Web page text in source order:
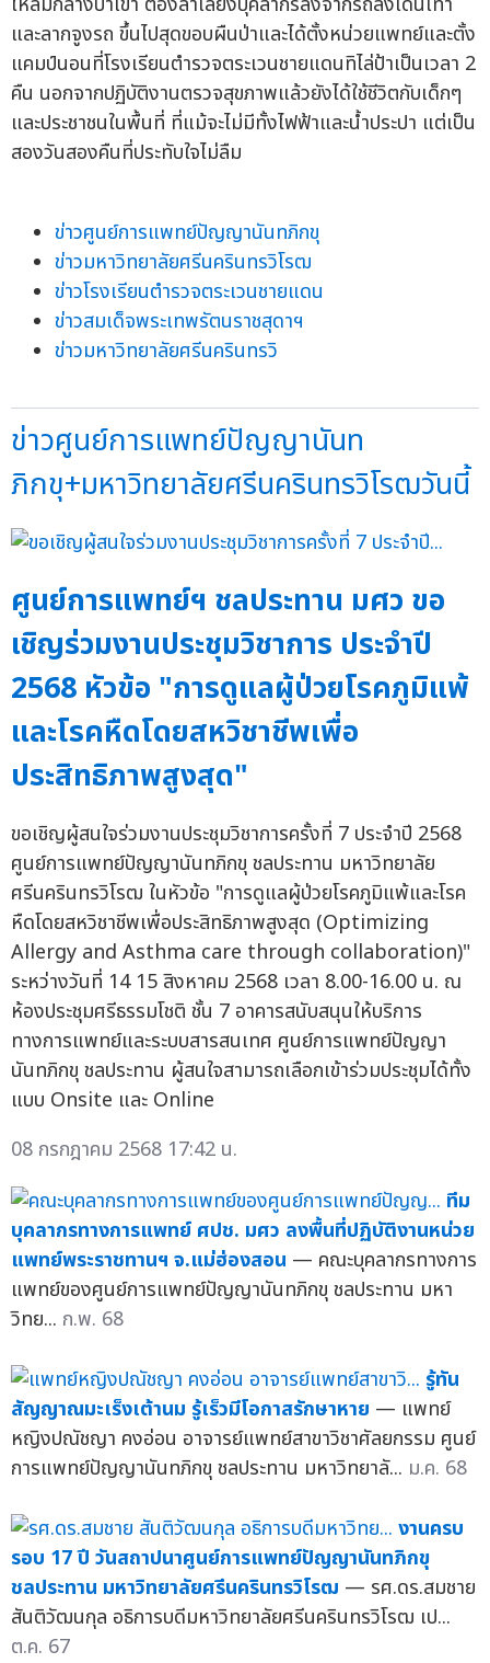
และลากจูงรถ ขึ้นไปสุดขอบผืนป่าและได้ตั้งหน่วยแพทย์และตั้ง
แคมป์นอนที่โรงเรียนตำรวจตระเวนชายแดนทิไล่ป้าเป็นเวลา 2
คืน นอกจากปฏิบัติงานตรวจสุขภาพแล้วยังได้ใช้ชีวิตกับเด็กๆ
และประชาชนในพื้นที่ ที่แม้จะไม่มีทั้งไฟฟ้าและน้ำประปา แต่เป็น
สองวันสองคืนที่ประทับใจไม่ลืม
ข่าวศูนย์การแพทย์ปัญญานันทภิกขุ
ข่าวมหาวิทยาลัยศรีนครินทรวิโรฒ
ข่าวโรงเรียนตำรวจตระเวนชายแดน
ข่าวสมเด็จพระเทพรัตนราชสุดาฯ
ข่าวมหาวิทยาลัยศรีนครินทรวิ
ข่าวศูนย์การแพทย์ปัญญานันท
ภิกขุ+มหาวิทยาลัยศรีนครินทรวิโรฒวันนี้
ศูนย์การแพทย์ฯ ชลประทาน มศว ขอ
เชิญร่วมงานประชุมวิชาการ ประจำปี
2568 หัวข้อ "การดูแลผู้ป่วยโรคภูมิแพ้
และโรคหืดโดยสหวิชาชีพเพื่อ
ประสิทธิภาพสูงสุด"
ขอเชิญผู้สนใจร่วมงานประชุมวิชาการครั้งที่ 7 ประจำปี 2568
ศูนย์การแพทย์ปัญญานันทภิกขุ ชลประทาน มหาวิทยาลัย
ศรีนครินทรวิโรฒ ในหัวข้อ "การดูแลผู้ป่วยโรคภูมิแพ้และโรค
หืดโดยสหวิชาชีพเพื่อประสิทธิภาพสูงสุด (Optimizing
Allergy and Asthma care through collaboration)"
ระหว่างวันที่ 14 15 สิงหาคม 2568 เวลา 8.00-16.00 น. ณ
ห้องประชุมศรีธรรมโชติ ชั้น 7 อาคารสนับสนุนให้บริการ
ทางการแพทย์และระบบสารสนเทศ ศูนย์การแพทย์ปัญญา
นันทภิกขุ ชลประทาน ผู้สนใจสามารถเลือกเข้าร่วมประชุมได้ทั้ง
แบบ Onsite และ Online
08 กรกฎาคม 2568 17:42 น.
ทีม
บุคลากรทางการแพทย์ ศปช. มศว ลงพื้นที่ปฏิบัติงานหน่วย
แพทย์พระราชทานฯ จ.แม่ฮ่องสอน — คณะบุคลากรทางการ
แพทย์ของศูนย์การแพทย์ปัญญานันทภิกขุ ชลประทาน มหา
วิทย... ก.พ. 68
รู้ทัน
สัญญาณมะเร็งเต้านม รู้เร็วมีโอกาสรักษาหาย — แพทย์
หญิงปณัชญา คงอ่อน อาจารย์แพทย์สาขาวิชาศัลยกรรม ศูนย์
การแพทย์ปัญญานันทภิกขุ ชลประทาน มหาวิทยาลั... ม.ค. 68
งานครบ
รอบ 17 ปี วันสถาปนาศูนย์การแพทย์ปัญญานันทภิกขุ
ชลประทาน มหาวิทยาลัยศรีนครินทรวิโรฒ — รศ.ดร.สมชาย
สันติวัฒนกุล อธิการบดีมหาวิทยาลัยศรีนครินทรวิโรฒ เป...
ต.ค. 67